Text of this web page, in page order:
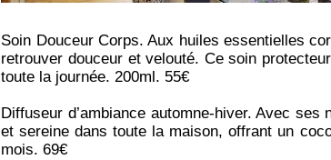
Soin Douceur Corps. Aux huiles essentielles
retrouver douceur et velouté. Ce soin
toute la journée. 200ml. 55€
Diffuseur d’ambiance automne-hiver. Avec
et sereine dans toute la maison, offrant un
mois. 69€